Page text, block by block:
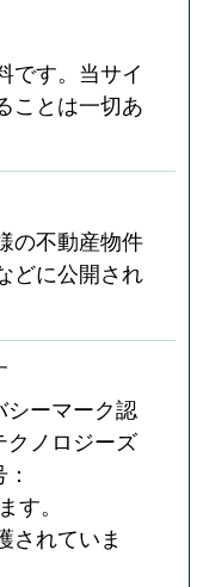
です。当サイ
ことは一切あ
の不動産物件
どに公開され
シーマーク認
クノロジーズ
す。
されていま